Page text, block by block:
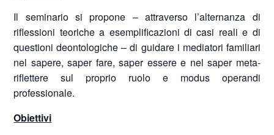
Il seminario si propone – attraverso l’alternanza di
riflessioni teoriche a esemplificazioni di casi reali e di
questioni deontologiche – di guidare i mediatori familiari
nel sapere, saper fare, saper essere e nel saper meta-
riflettere sul proprio ruolo e modus operandi
professionale.
Obiettivi